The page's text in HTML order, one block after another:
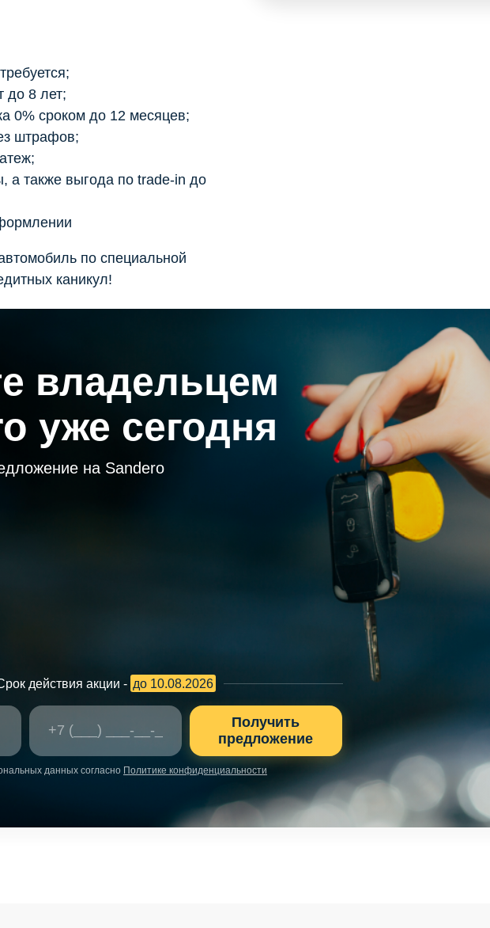
до 8 лет;
0% сроком до 12 месяцев;
штрафов;
а также выгода по trade-in до
по специальной
каникул!
владельцем
уже сегодня
на Sandero
действия акции - до 10.08.2026
Получить
предложение
данных согласно Политике конфиденциальности